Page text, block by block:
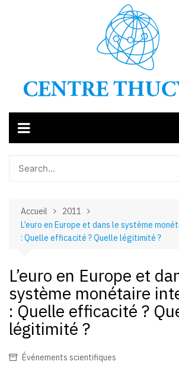
Accueil
2011
L’euro en Europe et dans le système
: Quelle efficacité ? Quelle légitimité ?
L’euro en Europe et
système monétaire
: Quelle efficacité ?
légitimité ?
Événements scientifiques